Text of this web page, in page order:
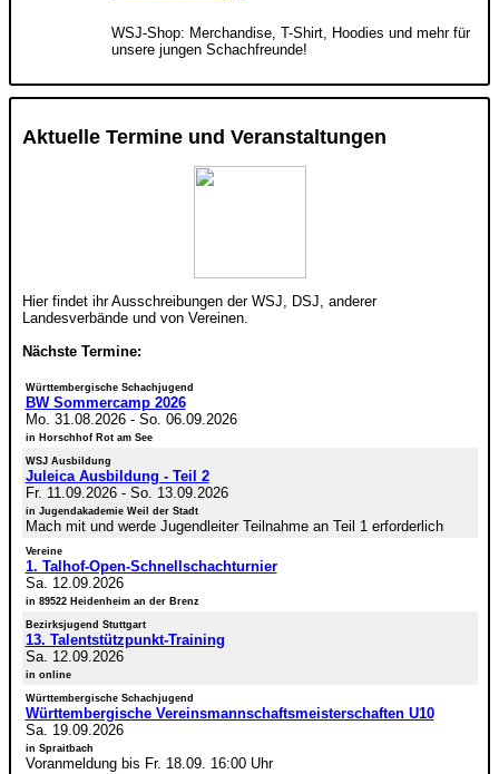
WSJ-Shop: Merchandise, T-Shirt, Hoodies und mehr für
unsere jungen Schachfreunde!
Aktuelle Termine und Veranstaltungen
Hier findet ihr Ausschreibungen der WSJ, DSJ, anderer
Landesverbände und von Vereinen.
Nächste Termine:
Württembergische Schachjugend
BW Sommercamp 2026
Mo. 31.08.2026- So. 06.09.2026
in Horschhof Rot am See
WSJ Ausbildung
Juleica Ausbildung - Teil 2
Fr. 11.09.2026- So. 13.09.2026
in Jugendakademie Weil der Stadt
Mach mit und werde Jugendleiter Teilnahme an Teil 1 erforderlich
Vereine
1. Talhof-Open-Schnellschachturnier
Sa. 12.09.2026
in 89522 Heidenheim an der Brenz
Bezirksjugend Stuttgart
13. Talentstützpunkt-Training
Sa. 12.09.2026
in online
Württembergische Schachjugend
Württembergische Vereinsmannschaftsmeisterschaften U10
Sa. 19.09.2026
in Spraitbach
Voranmeldung bis Fr. 18.09. 16:00 Uhr